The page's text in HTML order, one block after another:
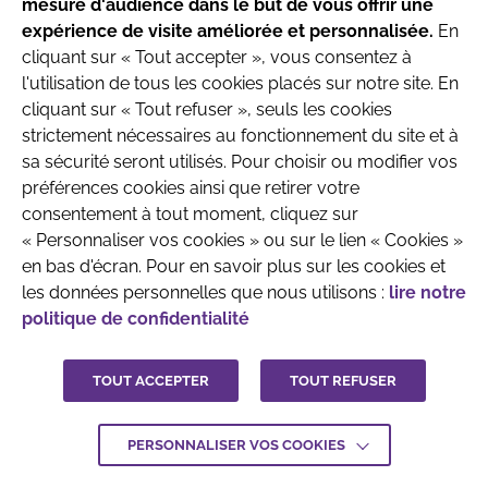
QUI SOMMES-NOUS MENTIONS LÉGALES
CONTACTEZ-NOUS
CRÉDITS :LA JUNGLE
produits destinés aux nourrissons jusqu’à l’âge
de 6 mois.
Parlez avec votre pédiatre ou le professionnel
de santé qui prend en charge votre enfant
avant toute prise de décision.
J'ai compris
mesure d'audience dans le but de vous offrir une
expérience de visite améliorée et personnalisée. En
cliquant sur « Tout accepter », vous consentez à
l'utilisation de tous les cookies placés sur notre site. En
cliquant sur « Tout refuser », seuls les cookies
strictement nécessaires au fonctionnement du site et à
sa sécurité seront utilisés. Pour choisir ou modifier vos
préférences cookies ainsi que retirer votre
consentement à tout moment, cliquez sur
« Personnaliser vos cookies » ou sur le lien « Cookies »
en bas d'écran. Pour en savoir plus sur les cookies et
les données personnelles que nous utilisons : lire notre
politique de confidentialité
TOUT ACCEPTER TOUT REFUSER
PERSONNALISER VOS COOKIES